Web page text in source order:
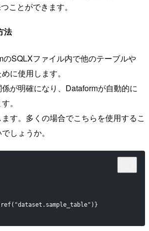
ことができます。
法
のSQLXファイル内で他のテーブルや
に使用します。
が明確になり、Dataformが自動的に
。
す。多くの場合でこちらを使用するこ
しょうか。
${ref("dataset.sample_table")}